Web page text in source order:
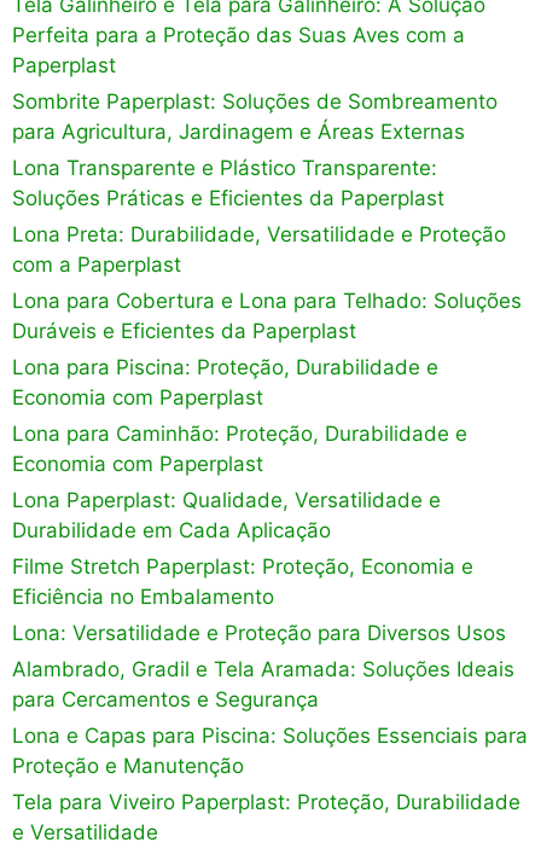
Perfeita para a Proteção das Suas Aves com a
Paperplast
Sombrite Paperplast: Soluções de Sombreamento
para Agricultura, Jardinagem e Áreas Externas
Lona Transparente e Plástico Transparente:
Soluções Práticas e Eficientes da Paperplast
Lona Preta: Durabilidade, Versatilidade e Proteção
com a Paperplast
Lona para Cobertura e Lona para Telhado: Soluções
Duráveis e Eficientes da Paperplast
Lona para Piscina: Proteção, Durabilidade e
Economia com Paperplast
Lona para Caminhão: Proteção, Durabilidade e
Economia com Paperplast
Lona Paperplast: Qualidade, Versatilidade e
Durabilidade em Cada Aplicação
Filme Stretch Paperplast: Proteção, Economia e
Eficiência no Embalamento
Lona: Versatilidade e Proteção para Diversos Usos
Alambrado, Gradil e Tela Aramada: Soluções Ideais
para Cercamentos e Segurança
Lona e Capas para Piscina: Soluções Essenciais para
Proteção e Manutenção
Tela para Viveiro Paperplast: Proteção, Durabilidade
e Versatilidade